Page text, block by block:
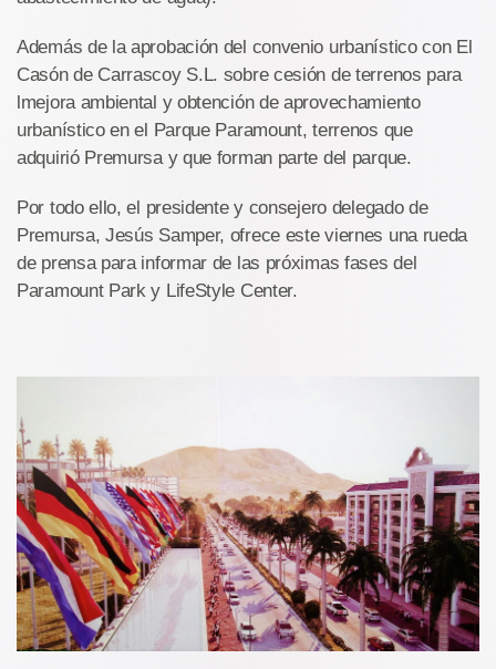
Además de la aprobación del convenio urbanístico con El
Casón de Carrascoy S.L. sobre cesión de terrenos para
lmejora ambiental y obtención de aprovechamiento
urbanístico en el Parque Paramount, terrenos que
adquirió Premursa y que forman parte del parque.
Por todo ello, el presidente y consejero delegado de
Premursa, Jesús Samper, ofrece este viernes una rueda
de prensa para informar de las próximas fases del
Paramount Park y LifeStyle Center.